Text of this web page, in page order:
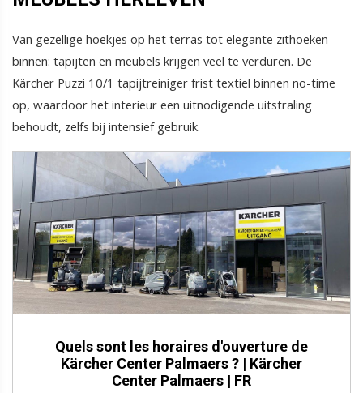
Van gezellige hoekjes op het terras tot elegante zithoeken
binnen: tapijten en meubels krijgen veel te verduren. De
Kärcher Puzzi 10/1 tapijtreiniger frist textiel binnen no-time
op, waardoor het interieur een uitnodigende uitstraling
behoudt, zelfs bij intensief gebruik.
Quels sont les horaires d'ouverture de
Kärcher Center Palmaers ? | Kärcher
Center Palmaers | FR